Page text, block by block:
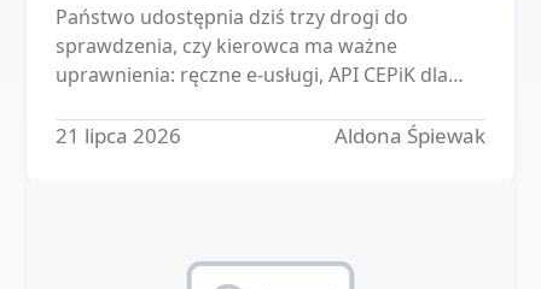
Państwo udostępnia dziś trzy drogi do
sprawdzenia, czy kierowca ma ważne
uprawnienia: ręczne e-usługi, API CEPiK dla
każda z nich wymaga, ile kosztuje i…
21 lipca 2026 Aldona Śpiewak